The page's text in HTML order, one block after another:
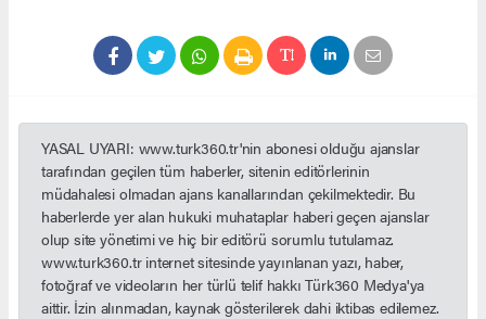
YASAL UYARI: www.turk360.tr'nin abonesi olduğu ajanslar
tarafından geçilen tüm haberler, sitenin editörlerinin
müdahalesi olmadan ajans kanallarından çekilmektedir. Bu
haberlerde yer alan hukuki muhataplar haberi geçen ajanslar
olup site yönetimi ve hiç bir editörü sorumlu tutulamaz.
www.turk360.tr internet sitesinde yayınlanan yazı, haber,
fotoğraf ve videoların her türlü telif hakkı Türk360 Medya'ya
aittir. İzin alınmadan, kaynak gösterilerek dahi iktibas edilemez.